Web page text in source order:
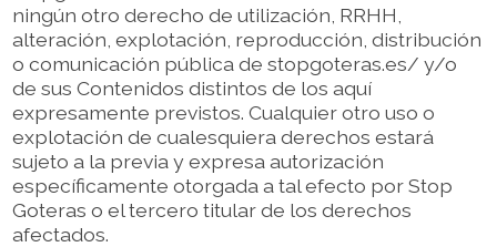
ningún otro derecho de utilización, RRHH,
alteración, explotación, reproducción, distribución
o comunicación pública de stopgoteras.es/ y/o
de sus Contenidos distintos de los aquí
expresamente previstos. Cualquier otro uso o
explotación de cualesquiera derechos estará
sujeto a la previa y expresa autorización
específicamente otorgada a tal efecto por Stop
Goteras o el tercero titular de los derechos
afectados.